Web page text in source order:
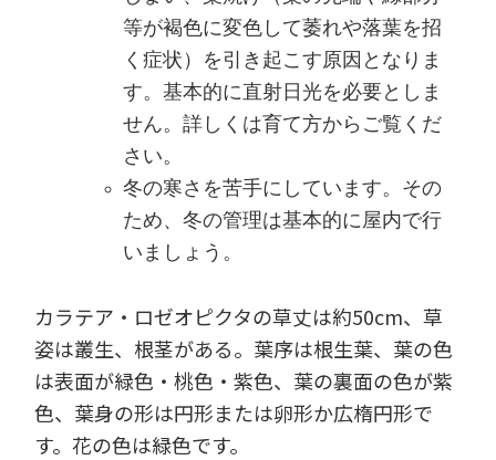
等が褐色に変色して萎れや落葉を招
く症状）を引き起こす原因となりま
す。基本的に直射日光を必要としま
せん。詳しくは育て方からご覧くだ
さい。
冬の寒さを苦手にしています。その
ため、冬の管理は基本的に屋内で行
いましょう。
カラテア・ロゼオピクタの草丈は約50cm、草
姿は叢生、根茎がある。葉序は根生葉、葉の色
は表面が緑色・桃色・紫色、葉の裏面の色が紫
色、葉身の形は円形または卵形か広楕円形で
す。花の色は緑色です。